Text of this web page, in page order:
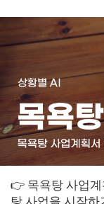
👉 목욕탕 사업계